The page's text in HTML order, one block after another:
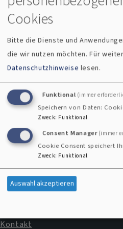
zur Öffentlichen Chorprobe
Kissingen.
Wir freuen uns auf Sie!
Kontakte
Übersichtsseite
Kontakt
Cookies
Bitte die Dienste und
die wir nutzen möchten.Für
Datenschutzhinweise lesen.
Funktional (immer
Speichern von Daten:
Zweck: Funktional
Consent Manager (immer
Cookie Consent speichert
Zweck: Funktional
Auswahl akzeptieren